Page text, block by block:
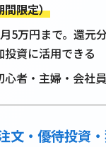
間限定）
5万円まで。還元
投資に活用できる
心者・主婦・会社
文・優待投資